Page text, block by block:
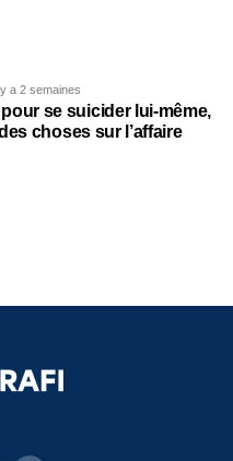
a 2 semaines
se suicider lui-même,
choses sur l’affaire